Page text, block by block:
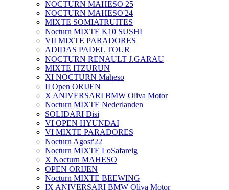
NOCTURN MAHESO 25
NOCTURN MAHESO'24
MIXTE SOMIATRUITES
Nocturn MIXTE K10 SUSHI
VII MIXTE PARADORES
ADIDAS PADEL TOUR
NOCTURN RENAULT J.GARAU
MIXTE ITZURUN
XI NOCTURN Maheso
II Open ORIJEN
X ANIVERSARI BMW Oliva Motor
Nocturn MIXTE Nederlanden
SOLIDARI Disi
VI OPEN HYUNDAI
VI MIXTE PARADORES
Nocturn Agost'22
Nocturn MIXTE LoSafareig
X Nocturn MAHESO
OPEN ORIJEN
Nocturn MIXTE BEEWING
IX ANIVERSARI BMW Oliva Motor